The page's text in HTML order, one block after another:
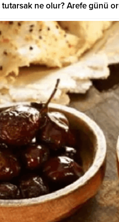
ne olur? Arefe günü